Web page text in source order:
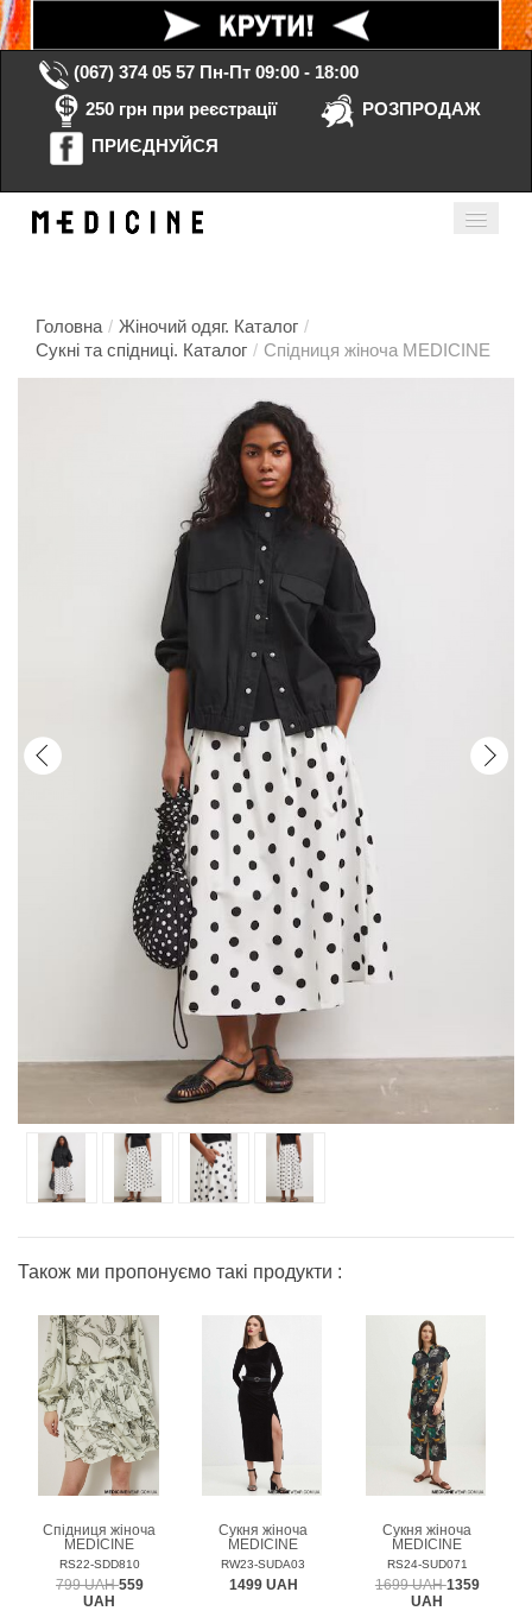
(067) 374 05 57 Пн-Пт 09:00 - 18:00
250 грн при реєстрації
РОЗПРОДАЖ
ПРИЄДНУЙСЯ
Головна / Жіночий одяг. Каталог /
Сукні та спідниці. Каталог / Спідниця жіноча MEDICINE
Також ми пропонуємо такі продукти :
Спідниця жіноча
MEDICINE
RS22-SDD810
799 UAH559
UAH
Сукня жіноча
MEDICINE
RW23-SUDA03
1499 UAH
Сукня жіноча
MEDICINE
RS24-SUD071
1699 UAH1359
UAH